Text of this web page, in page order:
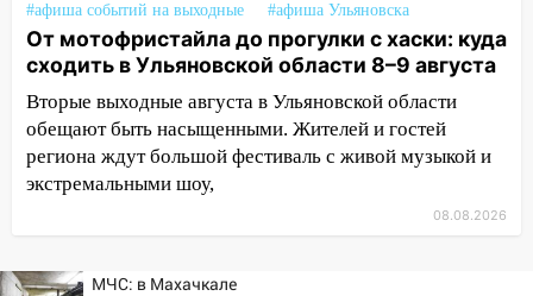
13:47 На Нижней Террасе мощным
ветром вырвало дерево с корнем
13:46
Сильный ветер сорвал крышу с
СТО на проспекте Созидателей
13:35 Непогода продолжает бить по
транспорту: в Ульяновске трамвай
дороги в Ульяновске: фото
#афиша событий на выходные
#афиша Ульяновска
От мотофристайла до прогулки с хаски: куда
сходить в Ульяновской области 8–9 августа
Вторые выходные августа в Ульяновской области
обещают быть насыщенными. Жителей и гостей
региона ждут большой фестиваль с живой музыкой и
экстремальными шоу,
08.08.2026
МЧС: в Махачкале